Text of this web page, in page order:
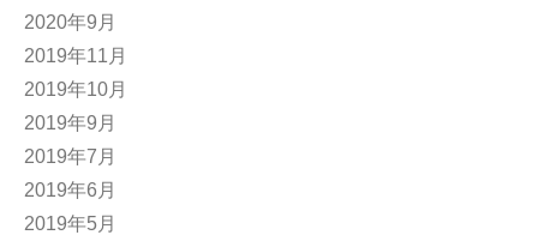
2020年9月
2019年11月
2019年10月
2019年9月
2019年7月
2019年6月
2019年5月